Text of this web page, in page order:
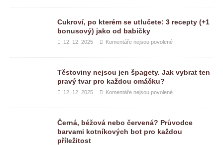
Cukroví, po kterém se utlučete: 3 recepty (+1
bonusový) jako od babičky
12. 12. 2025 Komentáře nejsou povolené
Těstoviny nejsou jen špagety. Jak vybrat ten
pravý tvar pro každou omáčku?
12. 12. 2025 Komentáře nejsou povolené
Černá, béžová nebo červená? Průvodce
barvami kotníkových bot pro každou
příležitost